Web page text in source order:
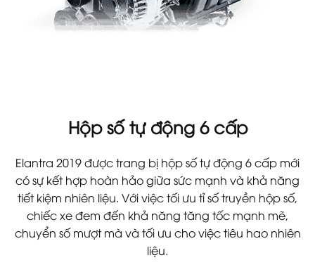
Hộp số tự động 6 cấp
Elantra 2019 được trang bị hộp số tự động 6 cấp mới
có sự kết hợp hoàn hảo giữa sức mạnh và khả năng
tiết kiệm nhiên liệu. Với việc tối ưu tỉ số truyền hộp số,
chiếc xe đem đến khả năng tăng tốc mạnh mẽ,
chuyển số mượt mà và tối ưu cho việc tiêu hao nhiên
liệu.